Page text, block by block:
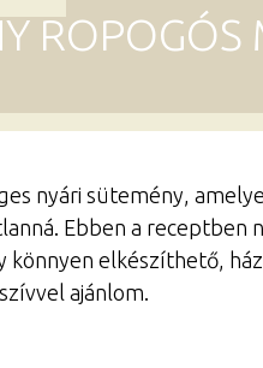
ROPOGÓS
nyári sütemény,
Ebben a receptben
elkészíthető,
ajánlom.